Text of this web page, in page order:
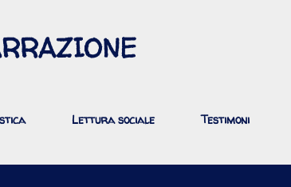
Lettura sociale Testimoni